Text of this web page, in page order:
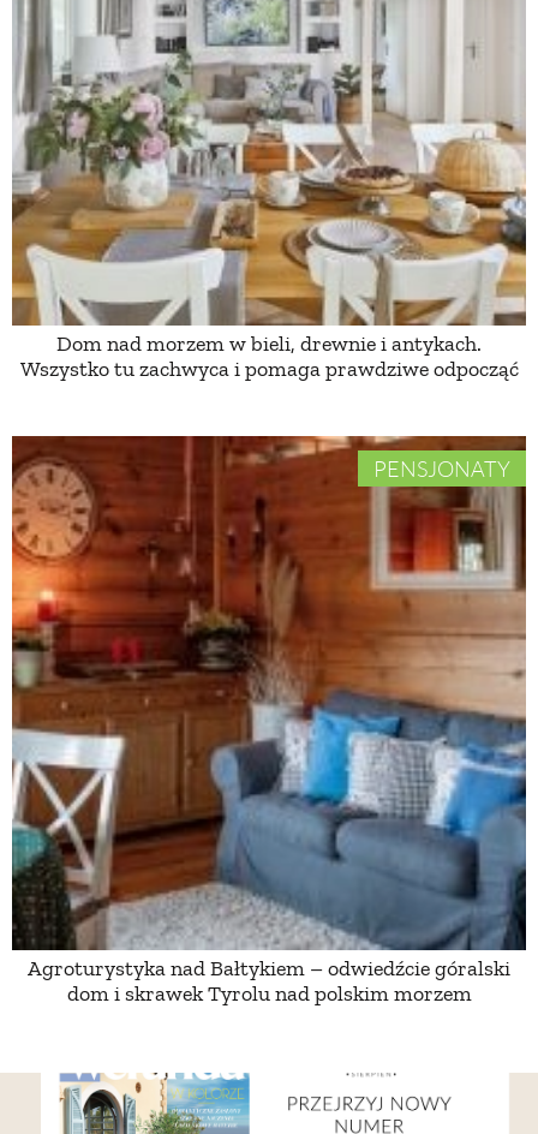
Dom nad morzem w bieli, drewnie i antykach.
Wszystko tu zachwyca i pomaga prawdziwe odpocząć
PENSJONATY
Agroturystyka nad Bałtykiem – odwiedźcie góralski
dom i skrawek Tyrolu nad polskim morzem
PRZETWORY
INNE